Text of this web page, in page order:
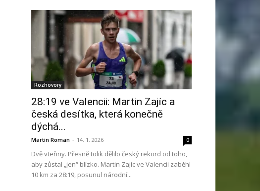
Rozhovory
28:19 ve Valencii: Martin Zajíc a
česká desítka, která konečně
dýchá...
Martin Roman - 14. 1. 2026 0
Dvě vteřiny. Přesně tolik dělilo český rekord od toho,
aby zůstal „jen“ blízko. Martin Zajíc ve Valencii zaběhl
10 km za 28:19, posunul národní...